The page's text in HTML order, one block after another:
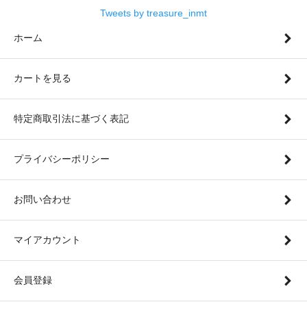
Tweets by treasure_inmt
ホーム
カートを見る
特定商取引法に基づく表記
プライバシーポリシー
お問い合わせ
マイアカウント
会員登録